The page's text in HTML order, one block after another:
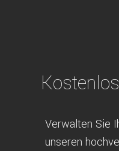
Verwalten Sie
unseren